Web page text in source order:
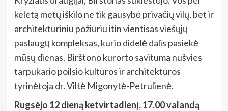
keletą metų iškilo ne tik gausybė privačių vilų, bet ir
architektūriniu požiūriu itin vientisas viešųjų
paslaugų kompleksas, kurio didelė dalis pasiekė
mūsų dienas. Birštono kurorto savitumą nušvies
tarpukario poilsio kultūros ir architektūros
tyrinėtoja dr. Viltė Migonytė-Petrulienė.
Rugsėjo 12 dieną ketvirtadienį, 17.00 valandą